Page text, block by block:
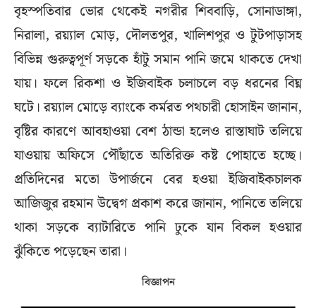
বৃহস্পতিবার ভোর থেকেই নগরীর শিববাড়ি, সোনাডাঙ্গা,
নিরালা, রয়্যাল মোড়, দৌলতপুর, খালিশপুর ও টুটপাড়াসহ
বিভিন্ন গুরুত্বপূর্ণ সড়কে হাঁটু সমান পানি জমে থাকতে দেখা
যায়। ফলে রিকশা ও ইজিবাইক চলাচলে বড় ধরনের বিঘ্ন
ঘটে। রয়্যাল মোড়ে ব্যাংকে কর্মরত পথচারী হোসাইন জানান,
বৃষ্টির কারণে আবহাওয়া বেশ ঠান্ডা হলেও রাস্তাঘাট তলিয়ে
যাওয়ায় অফিসে পৌঁছাতে অতিরিক্ত কষ্ট পোহাতে হচ্ছে।
প্রতিদিনের মতো উপার্জনে বের হওয়া ইজিবাইকচালক
আজিজুর রহমান উদ্বেগ প্রকাশ করে জানান, পানিতে তলিয়ে
থাকা সড়কে ব্যাটারিতে পানি ঢুকে যান বিকল হওয়ার
ঝুঁকিতে পড়েছেন তারা।
বিজ্ঞাপন